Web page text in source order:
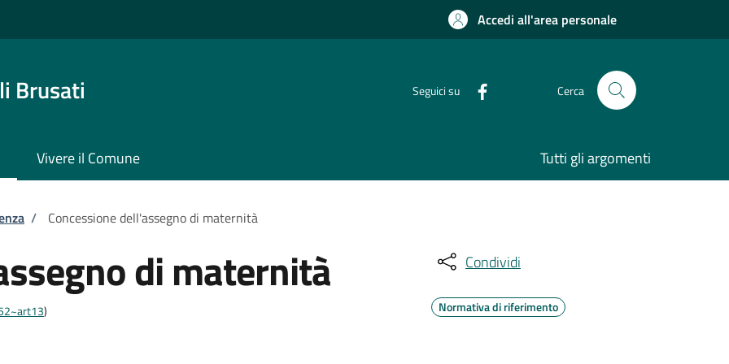
Accedi all'area personale
Brusati Seguici su Cerca
Vivere il Comune Tutti gli argomenti
/ Concessione dell'assegno di maternità
di maternità
)
Condividi
Normativa di riferimento